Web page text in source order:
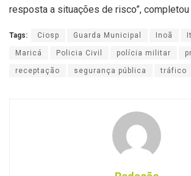
resposta a situações de risco”, completou
Tags: Ciosp Guarda Municipal Inoã
Maricá Policia Civil polícia militar
receptação segurança pública tráfico